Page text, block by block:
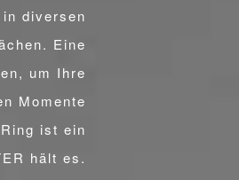
diversen
Eine
um Ihre
Momente
ist ein
hält es.